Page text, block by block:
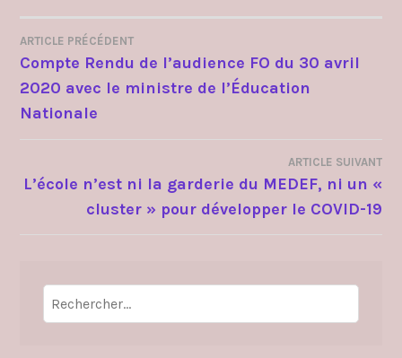
NAVIGATION
DE
ARTICLE PRÉCÉDENT
Compte Rendu de l’audience FO du 30 avril
2020 avec le ministre de l’Éducation
Nationale
ARTICLE SUIVANT
L’école n’est ni la garderie du MEDEF, ni un «
cluster » pour développer le COVID-19
Rechercher :